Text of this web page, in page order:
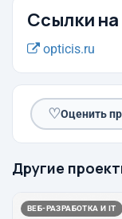
Ссылки
opticis.ru
♡Оценить
Другие
ВЕБ-РАЗРАБОТКА И IT